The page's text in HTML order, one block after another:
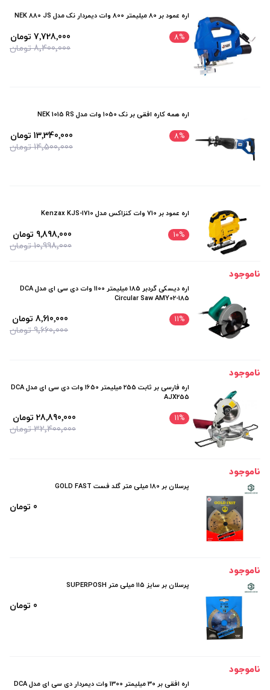
اره عمود بر 80 میلیمتر 800 وات دیمردار نک مدل NEK 880 JS
8%
8٬400٬000 تومان
7٬728٬000 تومان
اره همه کاره افقی بر نک 1050 وات مدل NEK 1015 RS
8%
14٬500٬000 تومان
13٬340٬000 تومان
اره عمود بر 710 وات کنزاکس مدل Kenzax KJS-1710
10%
10٬998٬000 تومان
9٬898٬000 تومان
ناموجود
اره دیسکی گردبر 185 میلیمتر 1100 وات دی سی ای مدل DCA
Circular Saw AMY02-185
11%
9٬660٬000 تومان
8٬610٬000 تومان
ناموجود
اره فارسی بر ثابت 255 میلیمتر 1650 وات دی سی ای مدل DCA
AJX255
11%
32٬400٬000 تومان
28٬890٬000 تومان
ناموجود
پرسلان بر 180 میلی متر گلد فست GOLD FAST
0 تومان
ناموجود
پرسلان بر سایز ۱۱۵ میلی‌ متر SUPERPOSH
0 تومان
ناموجود
اره افقی بر 30 میلیمتر 1300 وات دیمردار دی سی ای مدل DCA